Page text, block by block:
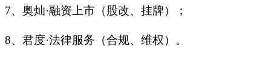
7、奥灿·融资上市（股改、挂牌）；
8、君度·法律服务（合规、维权）。